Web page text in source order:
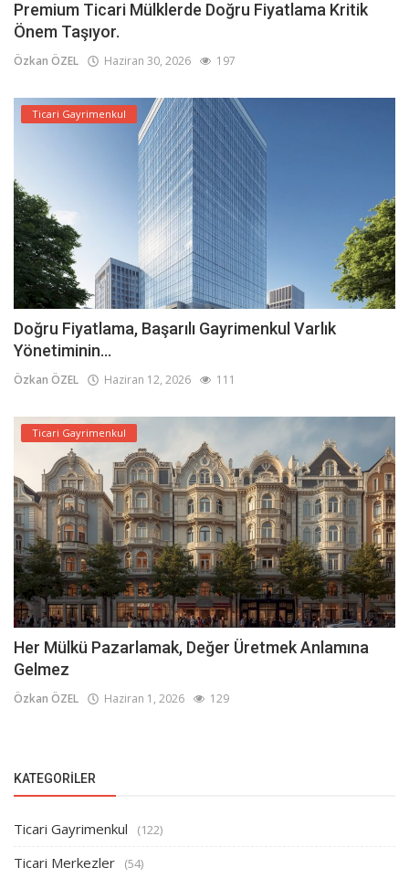
Premium Ticari Mülklerde Doğru Fiyatlama Kritik
Önem Taşıyor.
Özkan ÖZEL Haziran 30, 2026 197
Ticari Gayrimenkul
Doğru Fiyatlama, Başarılı Gayrimenkul Varlık
Yönetiminin...
Özkan ÖZEL Haziran 12, 2026 111
Ticari Gayrimenkul
Her Mülkü Pazarlamak, Değer Üretmek Anlamına
Gelmez
Özkan ÖZEL Haziran 1, 2026 129
KATEGORILER
Ticari Gayrimenkul (122)
Ticari Merkezler (54)